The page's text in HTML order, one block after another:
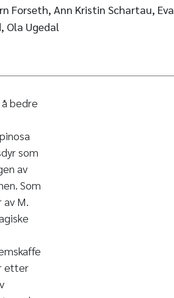
Forseth, Ann Kristin Schartau, Eva
Ola Ugedal
bedre
som
av
Som
M.
etter